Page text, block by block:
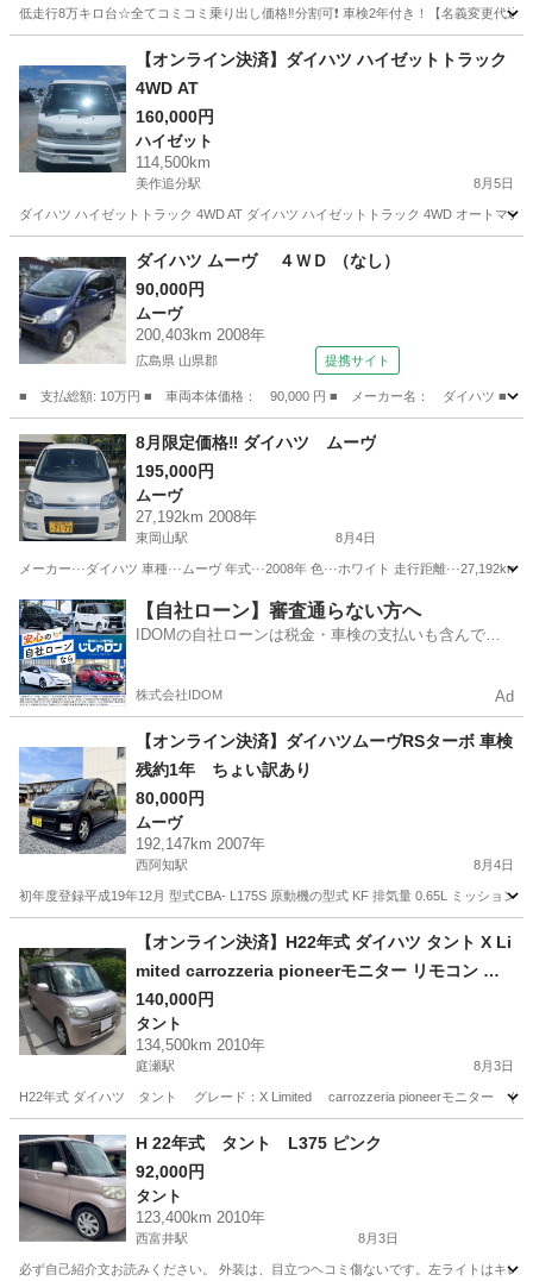
低走行8万キロ台☆全てコミコミ乗り出し価格‼️分割可❗️ 車検2年付き！【名義変更代
タント
【オンライン決済】ダイハツ ハイゼットトラック
4WD AT
160,000円
ハイゼット
114,500km
美作追分駅 8月5日
ダイハツ ハイゼットトラック 4WD AT ダイハツ ハイゼットトラック 4WD オートマ
美作追分駅 ハイゼット トラック
ダイハツ ムーヴ ４ＷＤ （なし）
90,000円
ムーヴ
200,403km 2008年
広島県 山県郡 提携サイト
■ 支払総額: 10万円 ■ 車両本体価格： 90,000 円 ■ メーカー名： ダイハツ
広島 山県郡 ムーヴ
8月限定価格‼️ ダイハツ ムーヴ
195,000円
ムーヴ
27,192km 2008年
東岡山駅 8月4日
メーカー···ダイハツ 車種···ムーヴ 年式···2008年 色···ホワイト 走行距離
岡山 岡山市 東岡山駅 ムーヴ ミッション
【自社ローン】審査通らない方へ
IDOMの自社ローンは税金・車検の支払いも含んでい
株式会社IDOM Ad
【オンライン決済】ダイハツムーヴRSターボ 車検
残約1年 ちょい訳あり
80,000円
ムーヴ
192,147km 2007年
西阿知駅 8月4日
初年度登録平成19年12月 型式CBA- L175S 原動機の型式 KF 排気量 0.65L ミッション
西阿知駅 ムーヴ 車両
【オンライン決済】H22年式 ダイハツ タント X Li
mited carrozzeria pioneerモニター リモコン バ
ックカメラ ETC 左パワースライドドア CVT タイ
ミングチェーン 取り扱い説明書 メンテナンスノー
ト 保証書 車検令和9年5月6日まで
140,000円
タント
134,500km 2010年
庭瀬駅 8月3日
H22年式 ダイハツ タント グレード：X Limited carrozzeria pioneerモニター
岡山 岡山市 庭瀬駅 タント
H 22年式 タント L375 ピンク
92,000円
タント
123,400km 2010年
西富井駅 8月3日
必ず自己紹介文お読みください。 外装は、目立つヘコミ傷ないです。左ライトはキ